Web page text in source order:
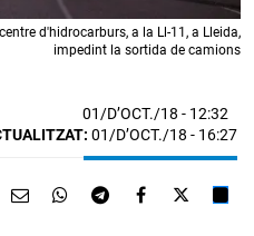
d'hidrocarburs, a la Ll-11, a Lleida,
impedint la sortida de camions
01/D’OCT./18 - 12:32
01/D’OCT./18 - 16:27